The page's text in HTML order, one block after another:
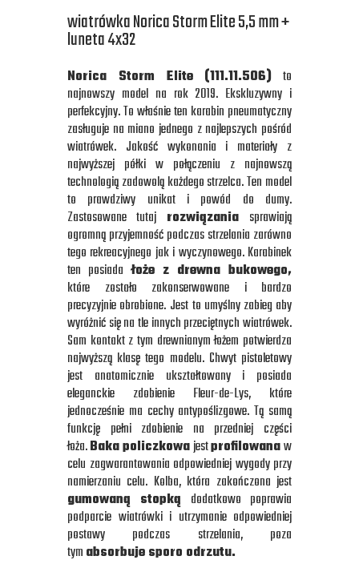
wiatrówka Norica Storm Elite 5,5 mm +
luneta 4x32
Norica Storm Elite (111.11.506) to
najnowszy model na rok 2019. Ekskluzywny i
perfekcyjny. To właśnie ten karabin pneumatyczny
zasługuje na miano jednego z najlepszych pośród
wiatrówek. Jakość wykonania i materiały z
najwyższej półki w połączeniu z najnowszą
technologią zadowolą każdego strzelca. Ten model
to prawdziwy unikat i powód do dumy.
Zastosowane tutaj rozwiązania sprawiają
ogromną przyjemność podczas strzelania zarówno
tego rekreacyjnego jak i wyczynowego. Karabinek
ten posiada łoże z drewna bukowego,
które zostało zakonserwowane i bardzo
precyzyjnie obrobione. Jest to umyślny zabieg aby
wyróżnić się na tle innych przeciętnych wiatrówek.
Sam kontakt z tym drewnianym łożem potwierdza
najwyższą klasę tego modelu. Chwyt pistoletowy
jest anatomicznie ukształtowany i posiada
eleganckie zdobienie Fleur-de-Lys, które
jednocześnie ma cechy antypoślizgowe. Tą samą
funkcję pełni zdobienie na przedniej części
łoża.Baka policzkowajestprofilowanaw
celu zagwarantowania odpowiedniej wygody przy
namierzaniu celu. Kolba, która zakończona jest
gumowaną stopką dodatkowo poprawia
podparcie wiatrówki i utrzymanie odpowiedniej
postawy podczas strzelania, poza
tymabsorbuje sporo odrzutu.